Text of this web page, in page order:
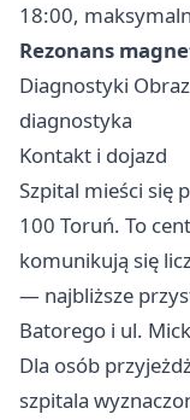
18:00,
Rezonans
Diagnostyki
diagnostyka
Kontakt i dojazd
Szpital mieści się
100 Toruń. To
komunikują się
— najbliższe
Batorego i ul.
Dla osób
szpitala